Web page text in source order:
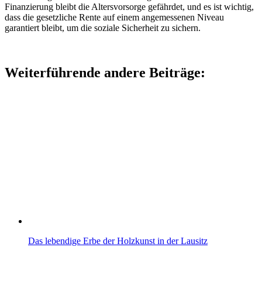
Finanzierung bleibt die Altersvorsorge gefährdet, und es ist wichtig,
dass die gesetzliche Rente auf einem angemessenen Niveau
garantiert bleibt, um die soziale Sicherheit zu sichern.
Weiterführende andere Beiträge:
Das lebendige Erbe der Holzkunst in der Lausitz